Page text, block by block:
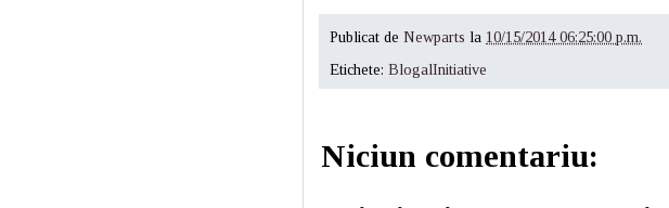
Publicat de Newparts la 10/15/2014 06:25:00 p.m.
Etichete: BlogalInitiative
Niciun comentariu: